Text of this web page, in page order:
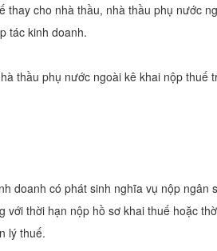
thay cho nhà thầu, nhà thầu phụ nước
tác kinh doanh.
thầu phụ nước ngoài kê khai nộp thuế
doanh có phát sinh nghĩa vụ nộp ngân
thời hạn nộp hồ sơ khai thuế hoặc
lý thuế.